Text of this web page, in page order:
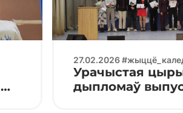
27.02.2026
Урачыстая
дыпломаў